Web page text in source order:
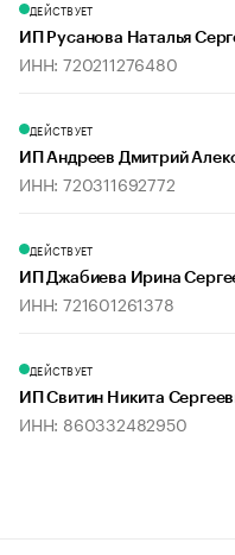
ДЕЙСТВУЕТ
ИП Русанова Наталья
ИНН: 720211276480
ДЕЙСТВУЕТ
ИП Андреев Дмитрий
ИНН: 720311692772
ДЕЙСТВУЕТ
ИП Джабиева Ирина
ИНН: 721601261378
ДЕЙСТВУЕТ
ИП Свитин Никита
ИНН: 860332482950